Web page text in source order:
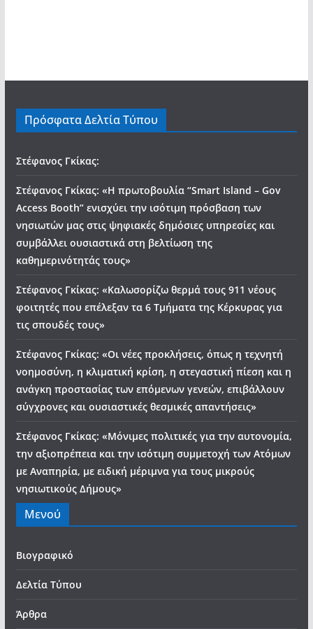
Πρόσφατα Δελτία Τύπου
Στέφανος Γκίκας:
Στέφανος Γκίκας: «Η πρωτοβουλία “Smart Island – Gov
Access Booth” ενισχύει την ισότιμη πρόσβαση των
νησιωτών μας στις ψηφιακές δημόσιες υπηρεσίες και
συμβάλλει ουσιαστικά στη βελτίωση της
καθημερινότητάς τους»
Στέφανος Γκίκας: «Καλωσορίζω θερμά τους 911 νέους
φοιτητές που επέλεξαν τα 6 Τμήματα της Κέρκυρας για
τις σπουδές τους»
Στέφανος Γκίκας: «Οι νέες προκλήσεις, όπως η τεχνητή
νοημοσύνη, η κλιματική κρίση, η στεγαστική πίεση και η
ανάγκη προστασίας των επόμενων γενεών, επιβάλλουν
σύγχρονες και ουσιαστικές θεσμικές απαντήσεις»
Στέφανος Γκίκας: «Μόνιμες πολιτικές για την αυτονομία,
την αξιοπρέπεια και την ισότιμη συμμετοχή των Ατόμων
με Αναπηρία, με ειδική μέριμνα για τους μικρούς
νησιωτικούς Δήμους»
Μενού
Βιογραφικό
Δελτία Τύπου
Άρθρα